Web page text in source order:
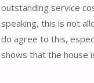
outstanding service
speaking, this is not
do agree to this,
shows that the house